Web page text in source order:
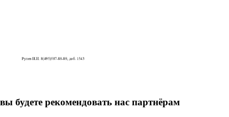
вы будете рекомендовать нас партнёрам